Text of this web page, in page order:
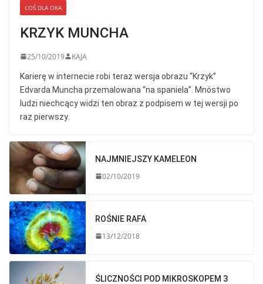
COŚ DLA OKA
KRZYK MUNCHA
25/10/2019 KAJA
Karierę w internecie robi teraz wersja obrazu “Krzyk”
Edvarda Muncha przemalowana “na spaniela”. Mnóstwo
ludzi niechcący widzi ten obraz z podpisem w tej wersji po
raz pierwszy.
NAJMNIEJSZY KAMELEON
02/10/2019
ROŚNIE RAFA
13/12/2018
ŚLICZNOŚCI POD MIKROSKOPEM 3